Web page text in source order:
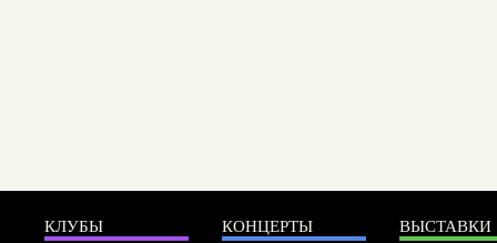
КЛУБЫ КОНЦЕРТЫ ВЫСТАВКИ